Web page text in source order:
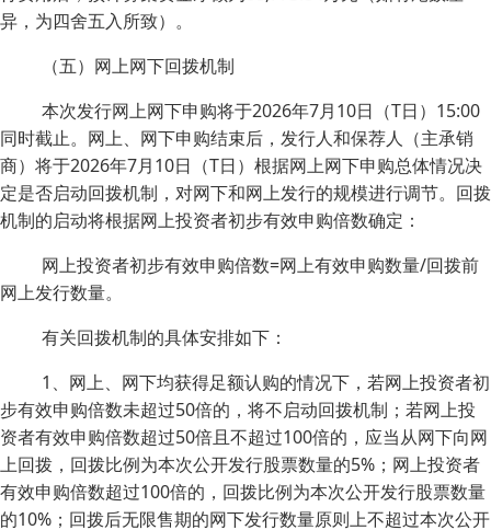
异，为四舍五入所致）。
（五）网上网下回拨机制
本次发行网上网下申购将于2026年7月10日（T日）15:00
同时截止。网上、网下申购结束后，发行人和保荐人（主承销
商）将于2026年7月10日（T日）根据网上网下申购总体情况决
定是否启动回拨机制，对网下和网上发行的规模进行调节。回拨
机制的启动将根据网上投资者初步有效申购倍数确定：
网上投资者初步有效申购倍数=网上有效申购数量/回拨前
网上发行数量。
有关回拨机制的具体安排如下：
1、网上、网下均获得足额认购的情况下，若网上投资者初
步有效申购倍数未超过50倍的，将不启动回拨机制；若网上投
资者有效申购倍数超过50倍且不超过100倍的，应当从网下向网
上回拨，回拨比例为本次公开发行股票数量的5%；网上投资者
有效申购倍数超过100倍的，回拨比例为本次公开发行股票数量
的10%；回拨后无限售期的网下发行数量原则上不超过本次公开